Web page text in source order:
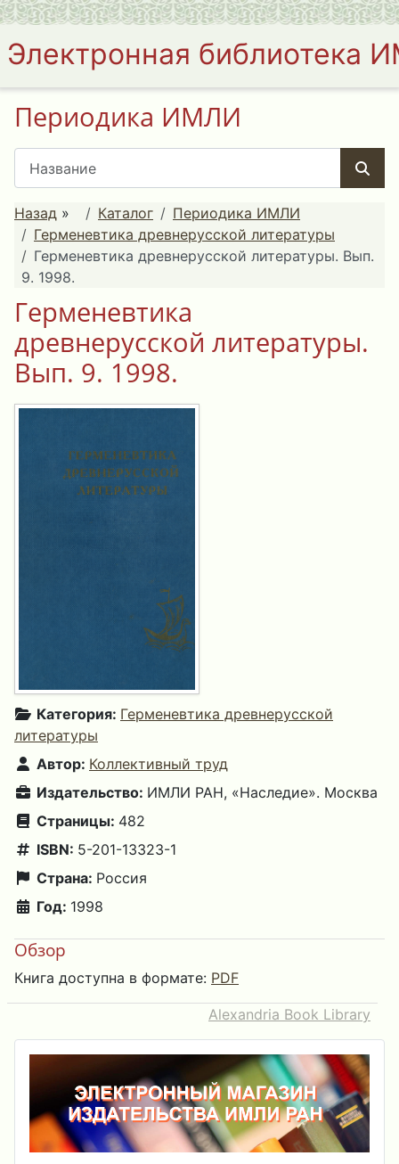
Электронная библиотека
Периодика ИМЛИ
Назад » Каталог
Периодика ИМЛИ
Герменевтика древнерусской литературы
Герменевтика древнерусской литературы. Вып.
9. 1998.
Герменевтика
древнерусской литературы.
Вып. 9. 1998.
Категория: Герменевтика древнерусской
литературы
Автор: Коллективный труд
Издательство: ИМЛИ РАН, «Наследие». Москва
Страницы: 482
ISBN: 5-201-13323-1
Страна: Россия
Год: 1998
Обзор
Книга доступна в формате: PDF
Alexandria Book Library